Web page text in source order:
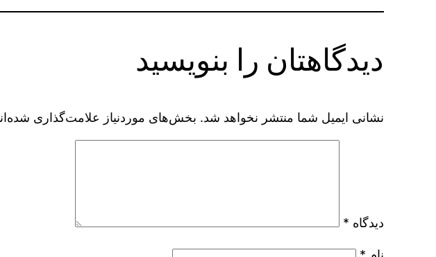
دیدگاهتان را بنویسید
نشانی ایمیل شما منتشر نخواهد شد. بخش‌های موردنیاز علامت‌گذاری
دیدگاه *